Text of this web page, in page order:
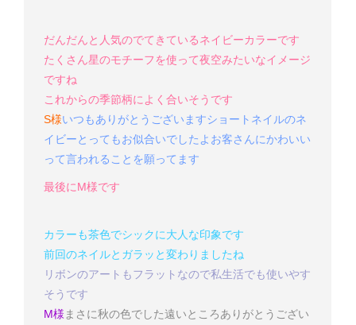
だんだんと人気のでてきているネイビーカラーです
たくさん星のモチーフを使って夜空みたいなイメージ
ですね
これからの季節柄によく合いそうです
S様いつもありがとうございますショートネイルのネ
イビーとってもお似合いでしたよ お客さんにかわいい
って言われることを願ってます
最後にM様です
カラーも茶色でシックに大人な印象です
前回のネイルとガラッと変わりましたね
リボンのアートもフラットなので私生活でも使いやす
そうです
M様 まさに秋の色でした遠いところありがとうござい